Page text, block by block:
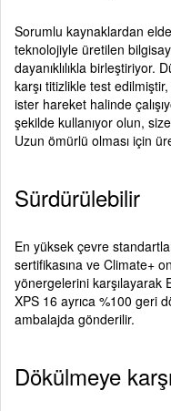
Sorumlu kaynaklardan
teknolojiyle üretilen
dayanıklılıkla birleştiriyor.
karşı titizlikle test
ister hareket halinde
şekilde kullanıyor olun,
Uzun ömürlü olması için
Sürdürülebilir
En yüksek çevre
sertifikasına ve Climate+
yönergelerini karşılayarak
XPS 16 ayrıca %100 geri
ambalajda gönderilir.
Dökülmeye